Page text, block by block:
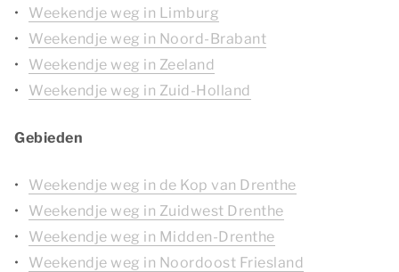
Weekendje weg in Limburg
Weekendje weg in Noord-Brabant
Weekendje weg in Zeeland
Weekendje weg in Zuid-Holland
Gebieden
Weekendje weg in de Kop van Drenthe
Weekendje weg in Zuidwest Drenthe
Weekendje weg in Midden-Drenthe
Weekendje weg in Noordoost Friesland